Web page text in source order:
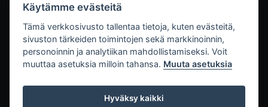
Eläinlääkäri Helsingissä
Koirapuistot Tampereella
Linkit
Käytämme evästeitä
Tämä verkkosivusto tallentaa tietoja, kuten evästeitä,
sivuston tärkeiden toimintojen sekä markkinoinnin,
personoinnin ja analytiikan mahdollistamiseksi. Voit
muuttaa asetuksia milloin tahansa. Muuta asetuksia
Hyväksy kaikki